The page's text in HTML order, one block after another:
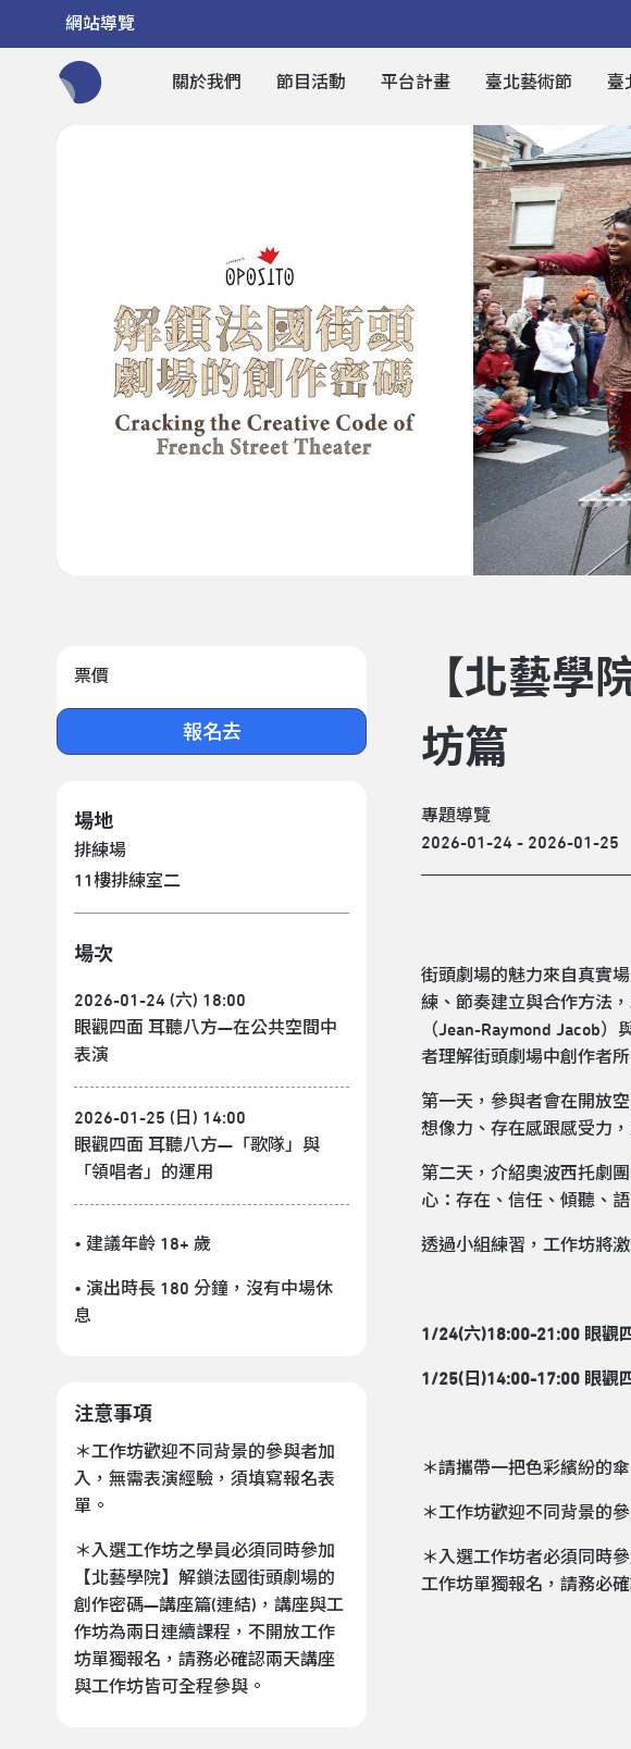
網站導覽
關於我們 節目活動 平台計畫 臺北藝術節 臺
票價
報名去
場地
排練場
11樓排練室二
場次
2026-01-24 (六) 18:00
眼觀四面 耳聽八方—在公共空間中
表演
2026-01-25 (日) 14:00
眼觀四面 耳聽八方—「歌隊」與
「領唱者」的運用
• 建議年齡 18+ 歲
• 演出時長 180 分鐘 ，沒有中場休
息
注意事項
＊工作坊歡迎不同背景的參與者加
入，無需表演經驗，須填寫報名表
單。
＊入選工作坊之學員必須同時參加
【北藝學院】解鎖法國街頭劇場的
創作密碼—講座篇(連結)，講座與工
作坊為兩日連續課程，不開放工作
坊單獨報名，請務必確認兩天講座
與工作坊皆可全程參與。
【北藝學
坊篇
專題導覽
2026-01-24 - 2026-01-25
街頭劇場的魅力來自真實
練、節奏建立與合作方法
（Jean-Raymond Jacob
者理解街頭劇場中創作者
第一天，參與者會在開放
想像力、存在感跟感受力
第二天，介紹奧波西托劇
心：存在、信任、傾聽、
透過小組練習，工作坊將
1/24(六)18:00-21:00 眼觀
1/25(日)14:00-17:00 眼觀
＊請攜帶一把色彩繽紛的
＊工作坊歡迎不同背景的
＊入選工作坊者必須同時
工作坊單獨報名，請務必